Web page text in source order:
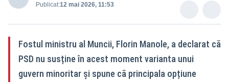
Publicat:12 mai 2026, 11:53
Fostul ministru al Muncii, Florin Manole, a declarat că
PSD nu susține în acest moment varianta unui
guvern minoritar și spune că principala opțiune